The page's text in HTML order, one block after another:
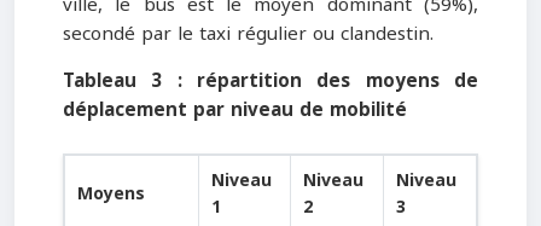
secondé par le taxi régulier ou clandestin.
Tableau 3 : répartition des moyens de
déplacement par niveau de mobilité
Moyens
Niveau
1
Niveau
2
Niveau
3